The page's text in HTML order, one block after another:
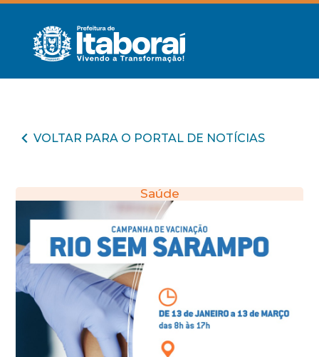
VOLTAR PARA O PORTAL DE NOTÍCIAS
Saúde